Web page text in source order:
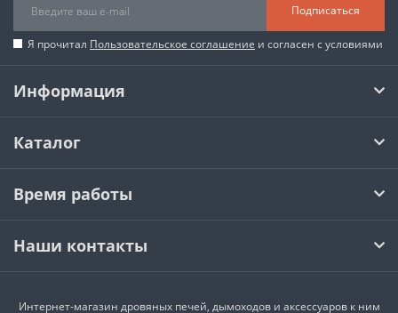
Подписаться
Я прочитал Пользовательское соглашение и согласен с условиями
Информация
Каталог
Время работы
Наши контакты
Интернет-магазин дровяных печей, дымоходов и аксессуаров к ним